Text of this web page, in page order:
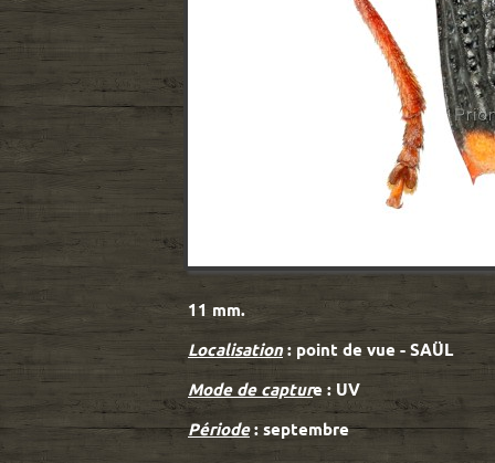
11 mm.
Localisation: point de vue - SAÜL
Mode de capture : UV
Période: septembre